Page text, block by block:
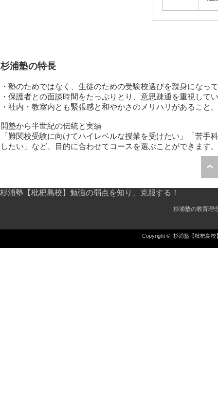
杉浦塾の特長
・塾のためではなく、生徒のための受験校選びを親身になっ
・保護者との面談時間をたっぷりとり、意思疎通を重視して
・社内・教室内とも緊張感と和やかさのメリハリがあること。
開塾から半世紀の伝統と実績
「難関校受験に向けてハイレベルな授業を受けたい」「苦手
したい」など、目的に合わせてコースを選ぶことができます。
杉浦塾【枇杷島校】勉強の弱点を知り、克服する！
杉浦塾の教育理
Copyright © 杉浦塾【枇杷島校